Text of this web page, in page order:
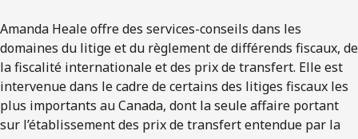
Amanda Heale offre des services-conseils dans les
domaines du litige et du règlement de différends fiscaux, de
la fiscalité internationale et des prix de transfert. Elle est
intervenue dans le cadre de certains des litiges fiscaux les
plus importants au Canada, dont la seule affaire portant
sur l’établissement des prix de transfert entendue par la